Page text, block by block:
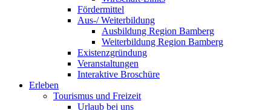
Fördermittel
Aus-/ Weiterbildung
Ausbildung Region Bamberg
Weiterbildung Region Bamberg
Existenzgründung
Veranstaltungen
Interaktive Broschüre
Erleben
Tourismus und Freizeit
Urlaub bei uns